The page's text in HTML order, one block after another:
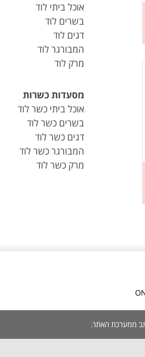
אוכל ביתי לוד
בשרים לוד
דגים לוד
המבורגר לוד
מרק לוד
מסעדות כשרות
אוכל ביתי כשר לוד
בשרים כשר לוד
דגים כשר לוד
המבורגר כשר לוד
מרק כשר לוד